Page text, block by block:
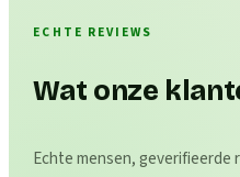
ECHTE REVIEWS
Wat onze
Echte mensen, geverifieerde